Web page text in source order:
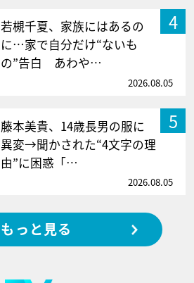
4
若槻千夏、家族にはあるの
に…家で自分だけ“ないも
の”告白 あわや…
2026.08.05
5
藤本美貴、14歳長男の服に
異変→聞かされた“4文字の理
由”に困惑「…
2026.08.05
もっと見る